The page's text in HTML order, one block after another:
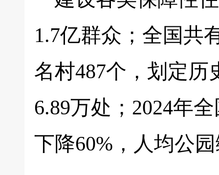
1.7亿群众；全国共
名村487个，划定历
6.89万处；2024年
下降60%，人均公